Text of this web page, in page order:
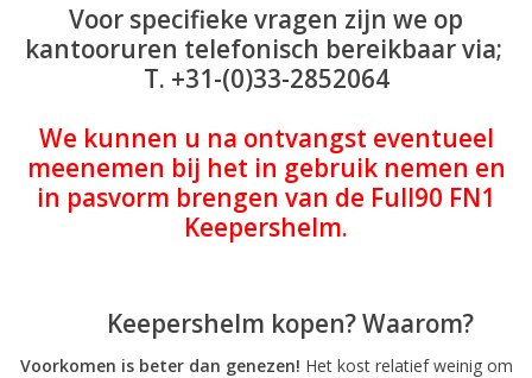
Voor specifieke vragen zijn we op
kantooruren telefonisch bereikbaar via;
T. +31-(0)33-2852064
We kunnen u na ontvangst eventueel
meenemen bij het in gebruik nemen en
in pasvorm brengen van de Full90 FN1
Keepershelm.
Keepershelm kopen? Waarom?
Voorkomen is beter dan genezen! Het kost relatief weinig om